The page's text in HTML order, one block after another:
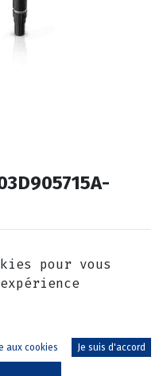
pour vous
aux cookies Je suis d'accord